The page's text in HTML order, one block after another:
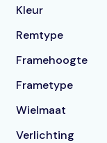
Kleur
Remtype
Framehoogte
Frametype
Wielmaat
Verlichting